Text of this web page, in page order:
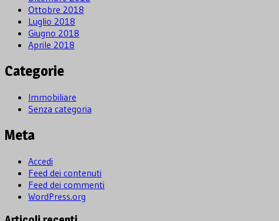
Ottobre 2018
Luglio 2018
Giugno 2018
Aprile 2018
Categorie
Immobiliare
Senza categoria
Meta
Accedi
Feed dei contenuti
Feed dei commenti
WordPress.org